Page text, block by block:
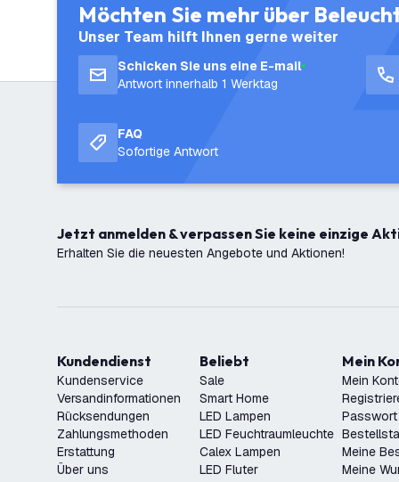
Möchten Sie mehr über
Unser Team hilft Ihnen gerne weiter
Schicken Sie uns eine E-mail
Antwort innerhalb 1 Werktag
FAQ
Sofortige Antwort
Jetzt anmelden & verpassen Sie keine einzige
Erhalten Sie die neuesten Angebote und Aktionen!
Kundendienst
Kundenservice
Versandinformationen
Rücksendungen
Zahlungsmethoden
Erstattung
Über uns
Beliebt
Sale
Smart Home
LED Lampen
LED Feuchtraumleuchte
Calex Lampen
LED Fluter
Mein
Mein
Meine
Meine